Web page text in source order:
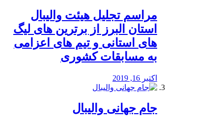
مراسم تجلیل هیئت والیبال
استان البرز از برترین های لیگ
های استانی و تیم های اعزامی
به مسابقات کشوری
اکتبر 16, 2019
جام جهانی والیبال